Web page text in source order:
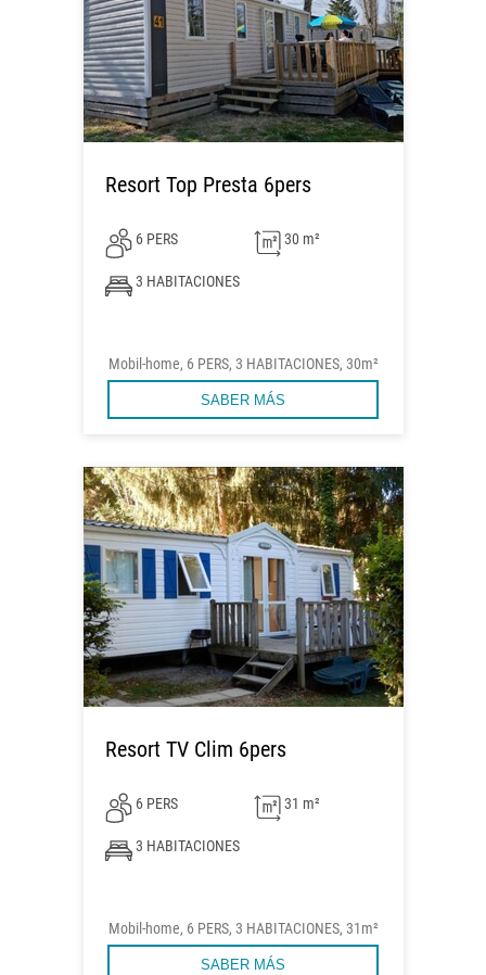
Resort Top Presta 6pers
6 PERS 30 m²
3 HABITACIONES
Mobil-home, 6 PERS, 3 HABITACIONES, 30m²
SABER MÁS
Resort TV Clim 6pers
6 PERS 31 m²
3 HABITACIONES
Mobil-home, 6 PERS, 3 HABITACIONES, 31m²
SABER MÁS